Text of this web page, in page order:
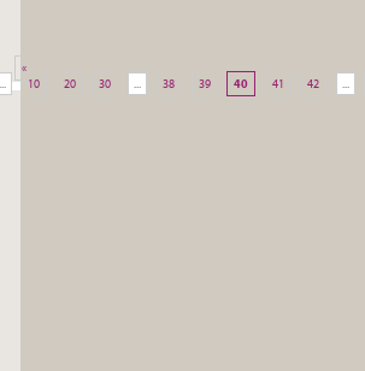
«
10 20 30 38 39 40 41 42